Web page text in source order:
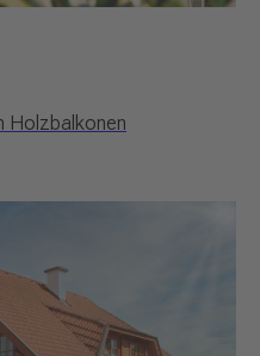
Holzbalkonen